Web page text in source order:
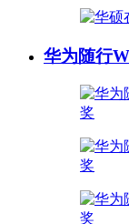
华为随行